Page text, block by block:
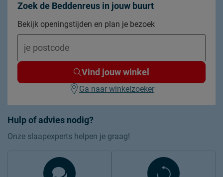
Hulp of advies nodig?
Onze slaapexperts helpen je graag!
Zoek de Beddenreus in jouw buurt
Bekijk openingstijden en plan je bezoek
Vind jouw winkel
Ga naar winkelzoeker